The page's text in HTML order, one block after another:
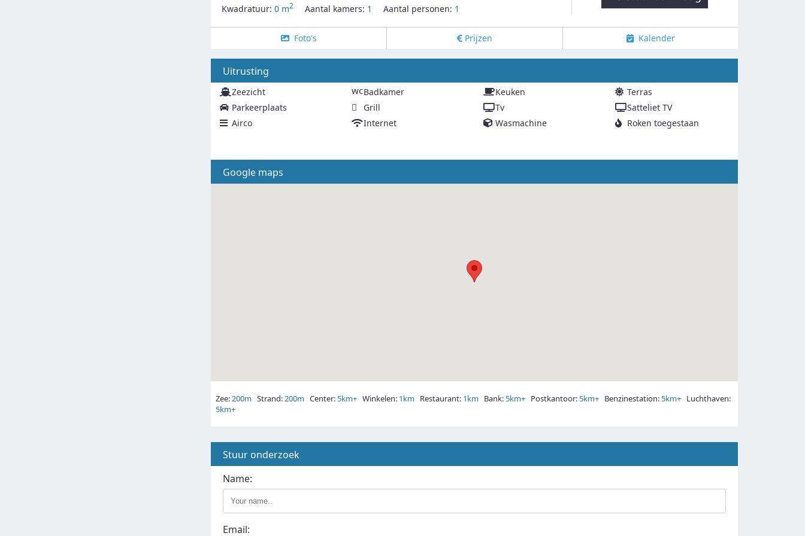
Kwadratuur: 0 m2 Aantal kamers: 1 Aantal personen: 1
Foto's Prijzen Kalender
Uitrusting
Zeezicht wcBadkamer Keuken
Terras
Parkeerplaats
Grill Tv
Satteliet TV
Airco
Internet Wasmachine Roken toegestaan
Google maps
Zee:200m Strand:200m Center: 5km+ Winkelen: 1km Restaurant: 1km Bank: 5km+ Postkantoor: 5km+ Benzinestation: 5km+ Luchthaven:
5km+
Stuur onderzoek
Name:
Email: